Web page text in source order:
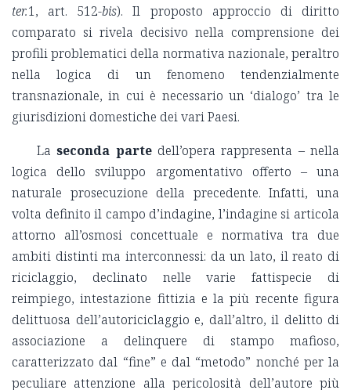
ter.1, art. 512-bis). Il proposto approccio di diritto
comparato si rivela decisivo nella comprensione dei
profili problematici della normativa nazionale, peraltro
nella logica di un fenomeno tendenzialmente
transnazionale, in cui è necessario un ‘dialogo’ tra le
giurisdizioni domestiche dei vari Paesi.
Laseconda partedell’opera rappresenta – nella
logica dello sviluppo argomentativo offerto – una
naturale prosecuzione della precedente. Infatti, una
volta definito il campo d’indagine, l’indagine si articola
attorno all’osmosi concettuale e normativa tra due
ambiti distinti ma interconnessi: da un lato, il reato di
riciclaggio, declinato nelle varie fattispecie di
reimpiego, intestazione fittizia e la più recente figura
delittuosa dell’autoriciclaggio e, dall’altro, il delitto di
associazione a delinquere di stampo mafioso,
caratterizzato dal “fine” e dal “metodo” nonché per la
peculiare attenzione alla pericolosità dell’autore più